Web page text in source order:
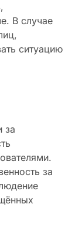
В случае
ситуацию
за
за